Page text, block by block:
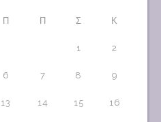
Π Π Σ Κ
1 2
6 7 8 9
13 14 15 16